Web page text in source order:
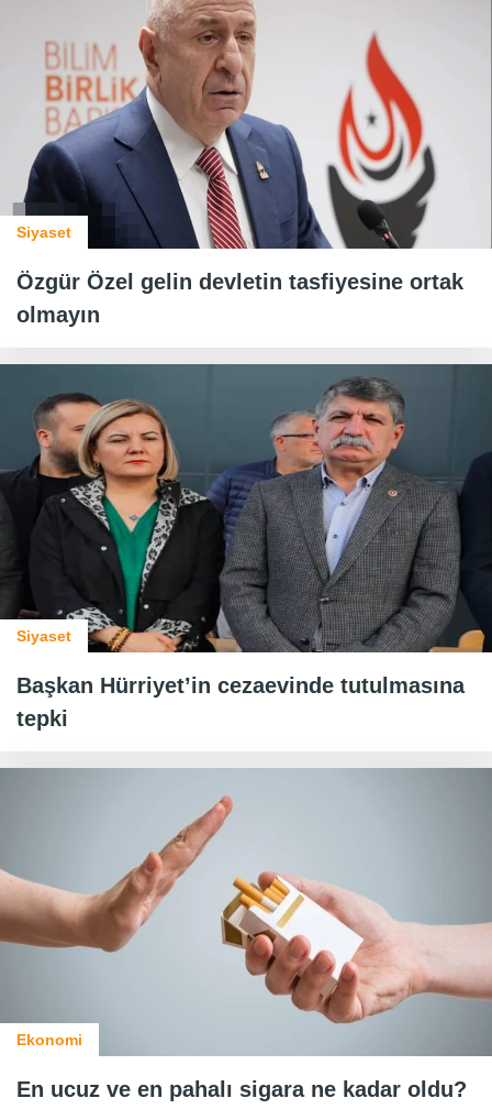
Siyaset
Özgür Özel gelin devletin tasfiyesine ortak
olmayın
Siyaset
Başkan Hürriyet’in cezaevinde tutulmasına
tepki
Ekonomi
En ucuz ve en pahalı sigara ne kadar oldu?